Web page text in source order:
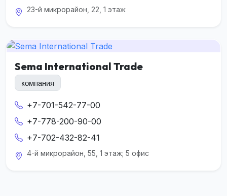
23-й микрорайон, 22, 1 этаж
Sema International Trade
компания
+7-701-542-77-00
+7-778-200-90-00
+7-702-432-82-41
4-й микрорайон, 55, 1 этаж; 5 офис